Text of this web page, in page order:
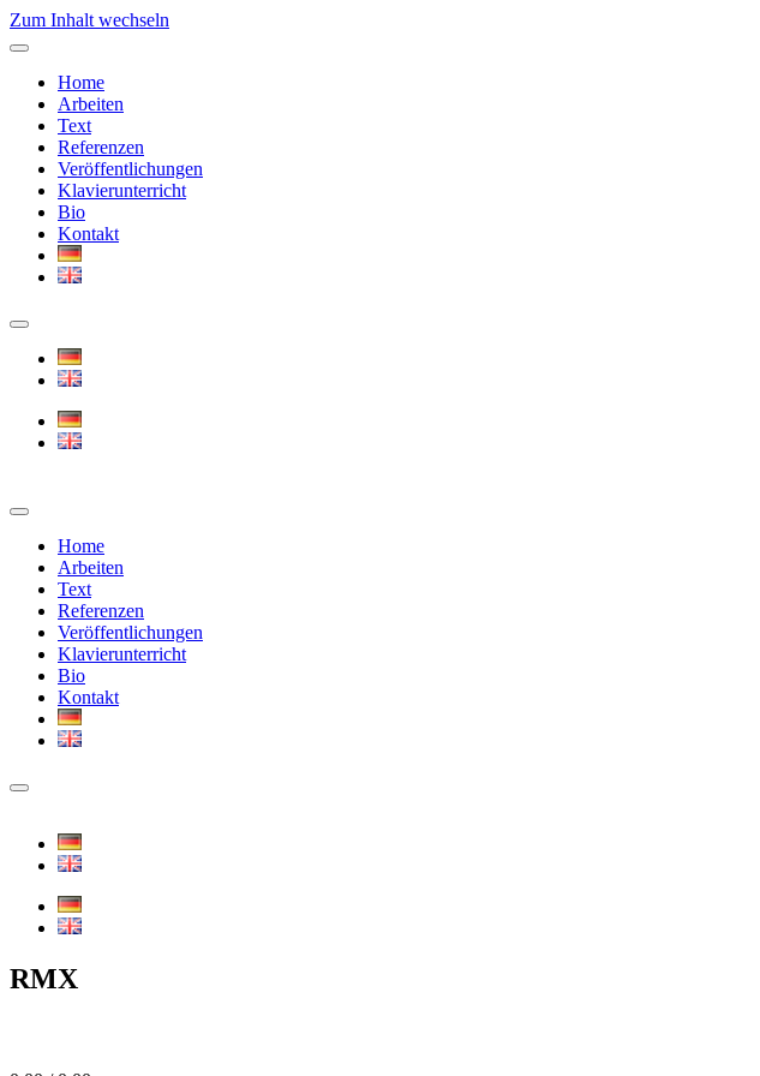
Zum Inhalt wechseln
Home
Arbeiten
Text
Referenzen
Veröffentlichungen
Klavierunterricht
Bio
Kontakt
Home
Arbeiten
Text
Referenzen
Veröffentlichungen
Klavierunterricht
Bio
Kontakt
RMX